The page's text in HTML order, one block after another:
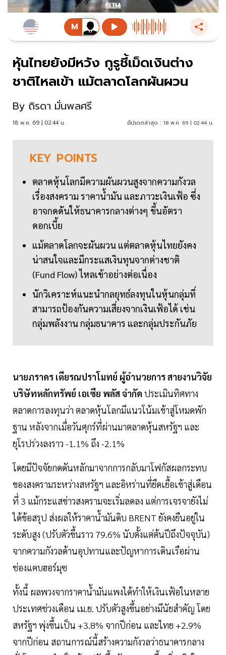
หุ้นไทยยังมีหวัง กูรูชี้เม็ดเงินต่าง
ชาติไหลเข้า แม้ตลาดโลกผันผวน
By ถิรดา มั่นพลศรี
18 พ.ค. 69 | 02:44 น. อัปเดตล่าสุด : 18 พ.ค. 69 | 02:44 น.
KEY POINTS
ตลาดหุ้นโลกมีความผันผวนสูงจากความกังวล
เรื่องสงคราม ราคาน้ำมัน และภาวะเงินเฟ้อ ซึ่ง
อาจกดดันให้ธนาคารกลางต่างๆ ขึ้นอัตรา
ดอกเบี้ย
แม้ตลาดโลกจะผันผวน แต่ตลาดหุ้นไทยยังคง
น่าสนใจและมีกระแสเงินทุนจากต่างชาติ
(Fund Flow) ไหลเข้าอย่างต่อเนื่อง
นักวิเคราะห์แนะนำกลยุทธ์ลงทุนในหุ้นกลุ่มที่
สามารถป้องกันความเสี่ยงจากเงินเฟ้อได้ เช่น
กลุ่มพลังงาน กลุ่มธนาคาร และกลุ่มประกันภัย
นายภราดร เตียรณปราโมทย์ ผู้อำนวยการ สายงานวิจัย
บริษัทหลักทรัพย์ เอเซีย พลัส จำกัด ประเมินทิศทาง
ตลาดการลงทุนว่า ตลาดหุ้นโลกมีแนวโน้มเข้าสู่โหมดพัก
ฐาน หลังจากเมื่อวันศุกร์ที่ผ่านมาตลาดหุ้นสหรัฐฯ และ
ยุโรปร่วงลงราว -1.1% ถึง -2.1%
โดยมีปัจจัยกดดันหลักมาจากการกลับมาโฟกัสผลกระทบ
ของสงครามระหว่างสหรัฐฯ และอิหร่านที่ยืดเยื้อเข้าสู่เดือน
ที่ 3 แม้กระแสข่าวสงครามจะเริ่มลดลง แต่การเจรจายังไม่
ได้ข้อสรุป ส่งผลให้ราคาน้ำมันดิบ BRENT ยังคงยืนอยู่ใน
ระดับสูง (ปรับตัวขึ้นราว 79.6% นับตั้งแต่ต้นปีถึงปัจจุบัน)
จากความกังวลด้านอุปทานและปัญหาการเดินเรือผ่าน
ช่องแคบฮอร์มุซ
ทั้งนี้ ผลพวงจากราคาน้ำมันแพงได้ทำให้เงินเฟ้อในหลาย
ประเทศช่วงเดือน เม.ย. ปรับตัวสูงขึ้นอย่างมีนัยสำคัญ โดย
สหรัฐฯ พุ่งขึ้นเป็น +3.8% จากปีก่อน และไทย +2.9%
จากปีก่อน สถานการณ์นี้สร้างความกังวลว่าธนาคารกลาง